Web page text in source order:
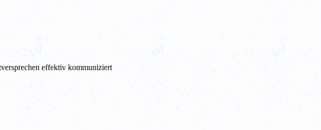
effektiv kommuniziert